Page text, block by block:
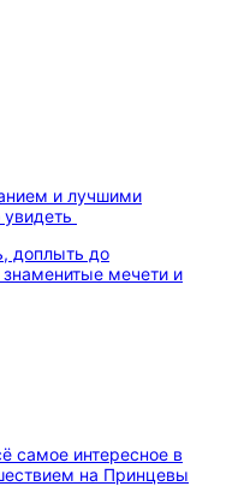
и лучшими
доплыть до
мечети и